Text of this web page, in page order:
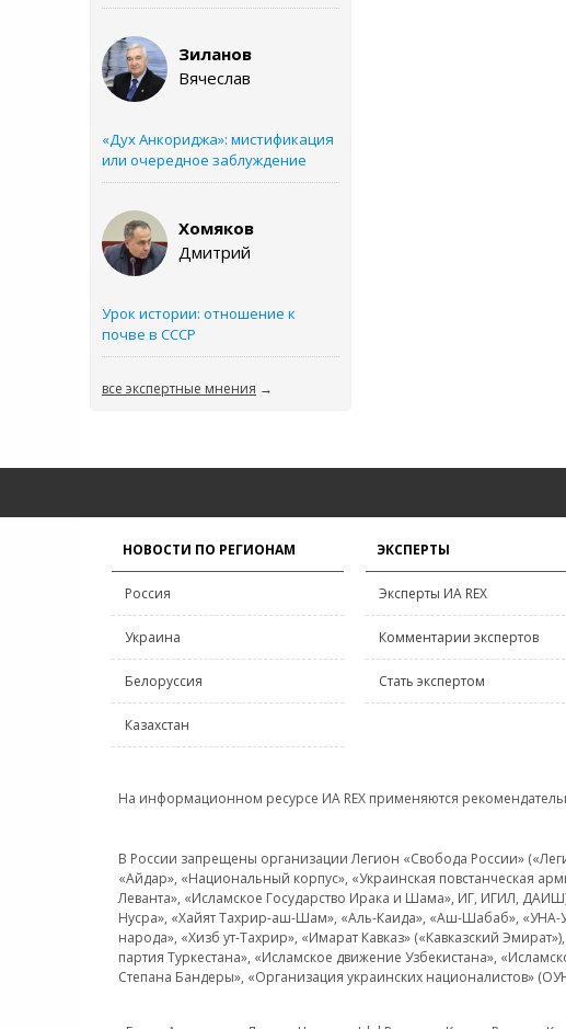
Зиланов
Вячеслав
«Дух Анкориджа»: мистификация
или очередное заблуждение
Хомяков
Дмитрий
Урок истории: отношение к
почве в СССР
все экспертные мнения →
НОВОСТИ ПО РЕГИОНАМ
Россия
Украина
Белоруссия
Казахстан
ЭКСПЕРТЫ
Эксперты ИА REX
Комментарии экспертов
Стать экспертом
На информационном ресурсе ИА REX применяются
В России запрещены организации Легион «Свобода России»
«Айдар», «Национальный корпус», «Украинская повстанческая
Леванта», «Исламское Государство Ирака и Шама», ИГ, ИГИЛ,
Нусра», «Хайят Тахрир-аш-Шам», «Аль-Каида», «Аш-Шабаб», «УНА-
народа», «Хизб ут-Тахрир», «Имарат Кавказ» («Кавказский
партия Туркестана», «Исламское движение Узбекистана»,
Степана Бандеры», «Организация украинских националистов»